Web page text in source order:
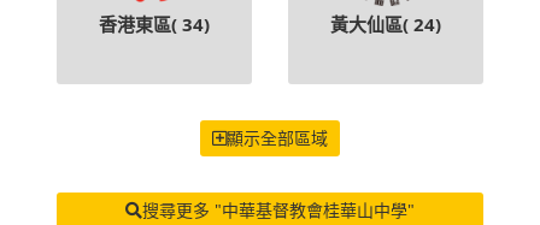
香港東區( 34) 黃大仙區( 24)
顯示全部區域
搜尋更多 "中華基督教會桂華山中學"